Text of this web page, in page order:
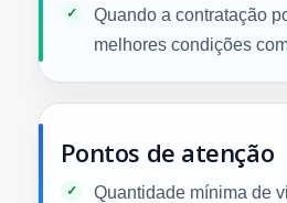
Quando a contratação
melhores condições
Pontos de atenção
Quantidade mínima de